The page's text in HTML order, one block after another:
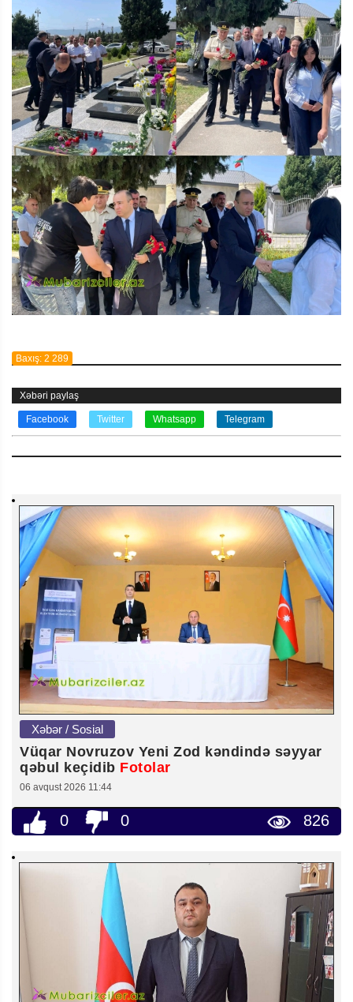
Baxış: 2 289
Xəbəri paylaş
Facebook Twitter Whatsapp Telegram
Xəbər / Sosial
Vüqar Novruzov Yeni Zod kəndində səyyar
qəbul keçidib Fotolar
06 avqust 2026 11:44
0 0 826